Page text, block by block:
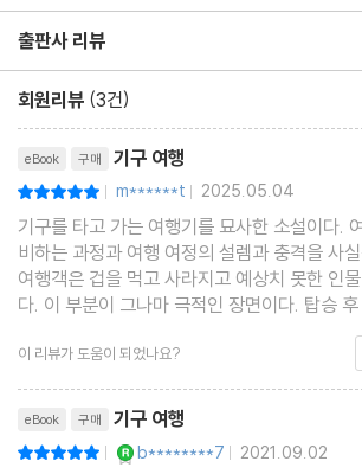
출판사 리뷰
회원리뷰 (3건)
eBook 구매 기구 여행
| m******t | 2025.05.04
기구를 타고 가는 여행기를 묘사한 소설이다.
비하는 과정과 여행 여정의 설렘과 충격을 사
여행객은 겁을 먹고 사라지고 예상치 못한 인
다. 이 부분이 그나마 극적인 장면이다. 탑승
이 리뷰가 도움이 되었나요?
eBook 구매 기구 여행
| b********7 | 2021.09.02